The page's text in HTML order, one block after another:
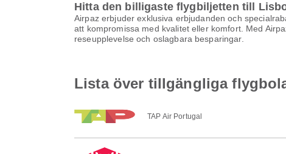
Hitta den billigaste flygbiljetten till
Airpaz erbjuder exklusiva erbjudanden och
att kompromissa med kvalitet eller komfort. Med
reseupplevelse och oslagbara besparingar.
Lista över tillgängliga
TAP Air Portugal